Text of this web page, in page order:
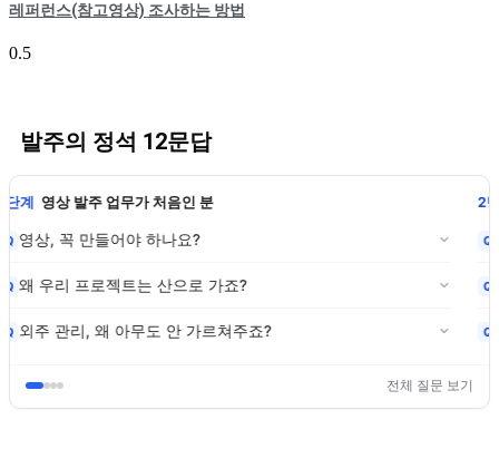
레퍼런스(참고영상) 조사하는 방법
발주의 정석 12문답
1단계 영상 발주 업무가 처음인 분
Q 영상, 꼭 만들어야 하나요?
Q 왜 우리 프로젝트는 산으로 가죠?
Q 외주 관리, 왜 아무도 안 가르쳐주죠?
전체 질문 보기